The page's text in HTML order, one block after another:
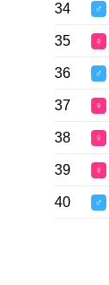
34 ♂
35 ♀
36 ♂
37 ♀
38 ♀
39 ♀
40 ♂